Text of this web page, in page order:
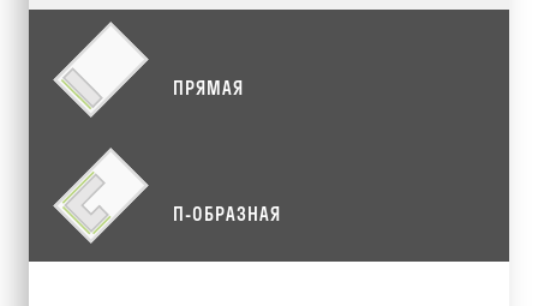
ПРЯМАЯ
П-ОБРАЗНАЯ